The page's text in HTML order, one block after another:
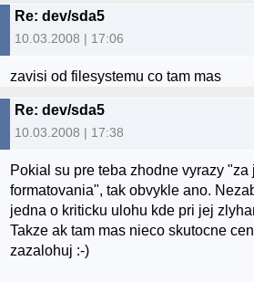
Re: dev/sda5
10.03.2008 | 17:06
zavisi od filesystemu co tam mas
Re: dev/sda5
10.03.2008 | 17:38
Pokial su pre teba zhodne vyrazy "za
formatovania", tak obvykle ano.
jedna o kriticku ulohu kde pri jej
Takze ak tam mas nieco skutocne
zazalohuj :-)